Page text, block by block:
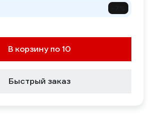
В корзину по 10
Быстрый заказ